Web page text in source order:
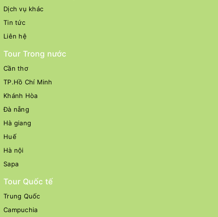
Dịch vụ khác
Tin tức
Liên hệ
Tour Trong nước
Cần thơ
TP.Hồ Chí Minh
Khánh Hòa
Đà nẵng
Hà giang
Huế
Hà nội
Sapa
Tour Quốc tế
Trung Quốc
Campuchia